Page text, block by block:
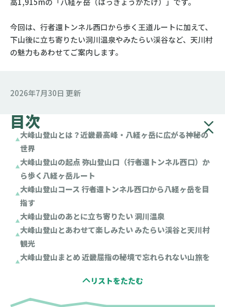
今回は、行者還トンネル西口から歩く王道ルートに加えて、
下山後に立ち寄りたい洞川温泉やみたらい渓谷など、天川村
の魅力もあわせてご案内します。
2026年7月30日 更新
目次
大峰山登山とは？近畿最高峰・八経ヶ岳に広がる神秘の
世界
大峰山登山の起点 弥山登山口（行者還トンネル西口）か
ら歩く八経ヶ岳ルート
大峰山登山コース 行者還トンネル西口から八経ヶ岳を目
指す
大峰山登山のあとに立ち寄りたい 洞川温泉
大峰山登山とあわせて楽しみたい みたらい渓谷と天川村
観光
大峰山登山まとめ 近畿屈指の秘境で忘れられない山旅を